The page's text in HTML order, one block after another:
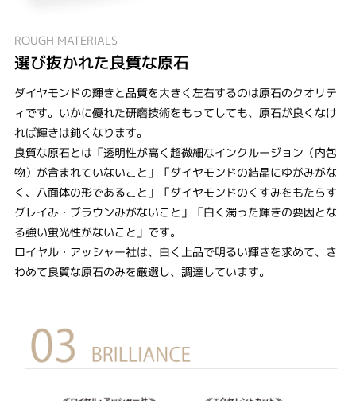
ROUGH MATERIALS
選び抜かれた良質な原石
ダイヤモンドの輝きと品質を大きく左右するのは原石のクオリテ
ィです。いかに優れた研磨技術をもってしても、原石が良くなけ
れば輝きは鈍くなります。
良質な原石とは「透明性が高く超微細なインクルージョン（内包
物）が含まれていないこと」「ダイヤモンドの結晶にゆがみがな
く、八面体の形であること」「ダイヤモンドのくすみをもたらす
グレイみ・ブラウンみがないこと」「白く濁った輝きの要因とな
る強い蛍光性がないこと」です。
ロイヤル・アッシャー社は、白く上品で明るい輝きを求めて、き
わめて良質な原石のみを厳選し、調達しています。